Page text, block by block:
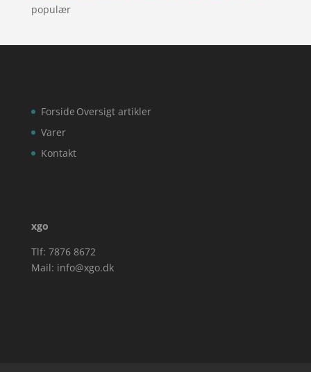
populær
Forside
Varer
Kontakt
Oversigt artikler
xgo
Tlf: 7876 8672
Mail: info@xgo.dk